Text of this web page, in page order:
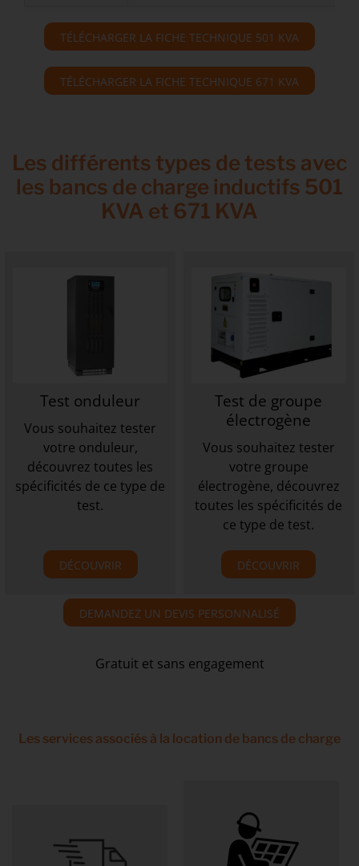
TÉLÉCHARGER LA FICHE TECHNIQUE 501 KVA
TÉLÉCHARGER LA FICHE TECHNIQUE 671 KVA
Les différents types de tests avec
les bancs de charge inductifs 501
KVA et 671 KVA
Test onduleur
Vous souhaitez tester
votre onduleur,
découvrez toutes les
spécificités de ce type de
test.
DÉCOUVRIR
Test de groupe
électrogène
Vous souhaitez tester
votre groupe
électrogène, découvrez
toutes les spécificités de
ce type de test.
DÉCOUVRIR
DEMANDEZ UN DEVIS PERSONNALISÉ
Gratuit et sans engagement
Les services associés à la location de bancs de charge